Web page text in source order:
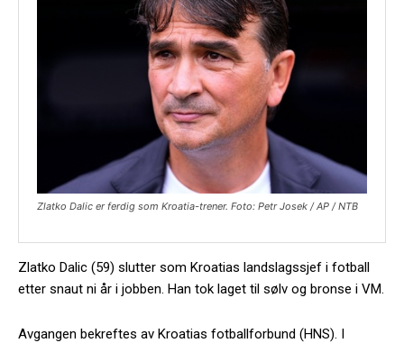
Zlatko Dalic er ferdig som Kroatia-trener. Foto: Petr Josek / AP / NTB
Zlatko Dalic (59) slutter som Kroatias landslagssjef i fotball
etter snaut ni år i jobben. Han tok laget til sølv og bronse i VM.
Avgangen bekreftes av Kroatias fotballforbund (HNS). I